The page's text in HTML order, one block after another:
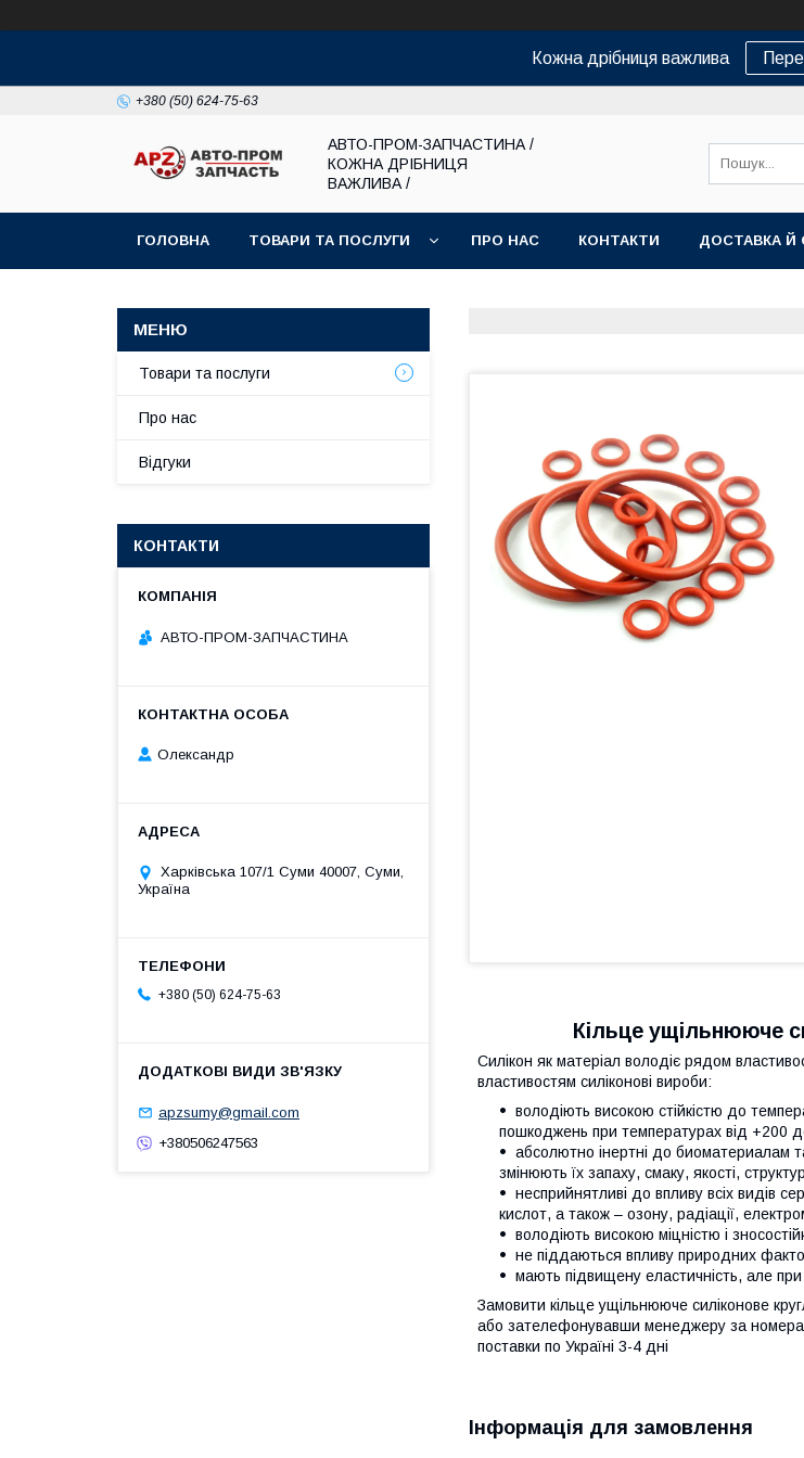
Кожна дрібниця важлива
+380 (50) 624-75-63
АВТО-ПРОМ-ЗАПЧАСТИНА /
КОЖНА ДРІБНИЦЯ
ВАЖЛИВА /
ГОЛОВНА ТОВАРИ ТА ПОСЛУГИ ПРО НАС КОНТАКТИ ДОСТАВКА Й
Кільце ущільнююче
Силікон як матеріал володіє рядом
властивостям силіконові вироби:
володіють високою стійкістю до
пошкоджень при температурах від +200
абсолютно інертні до биоматериалам
змінюють їх запаху, смаку, якості,
несприйнятливі до впливу всіх видів
кислот, а також – озону, радіації,
володіють високою міцністю і
не піддаються впливу природних
мають підвищену еластичність, але
Замовити кільце ущільнююче силіконове
або зателефонувавши менеджеру за
поставки по Україні 3-4 дні
Інформація для замовлення
Товари та послуги
Про нас
Відгуки
КОНТАКТИ
АВТО-ПРОМ-ЗАПЧАСТИНА
Олександр
Харківська 107/1 Суми 40007, Суми,
Україна
+380 (50) 624-75-63
apzsumy@gmail.com
+380506247563